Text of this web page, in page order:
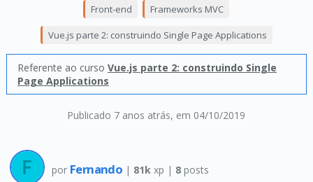
Publicado 7 anos atrás, em 04/10/2019
Front-end Frameworks MVC
Vue.js parte 2: construindo Single Page Applications
Referente ao curso Vue.js parte 2: construindo Single
Page Applications
por Fernando | 81k xp | 8posts